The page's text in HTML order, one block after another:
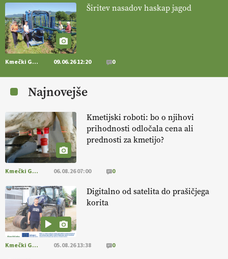
[EKOloško = LOGIČNO ] Mulčer
– naravna pot do zdravih tal
. VEČ
https://t.co/J7RkeaYpYu @EUAgri #IMCAP #CAP
https://t.co/RVG0FzcQN6
varnost,
okolje in kakovost življenja. VEČ
https://t.co/K0USFPJ5fJ @EUAgri #IMCAP #CAP
https://t.co/vcHhoOixHy
14.07.2026
[EKOloško = LOGIČNO ]
Danes ni pomembna le količina hrane,
ampak tudi način njene pridelave
@EUAgri #imcap #cap #blog https://t.co/2sllAmcKwG
[EKOloško = LOGIČNO
prilagojene sorte
so temelj uspešne ekološke pridelave.
https://t.co/OQSsax7l8V @EUAgri #IMCAP #CAP
https://t.co/PAL0zlhVia
Širitev nasadov haskap jagod
Kmečki Glas 09.06.26 12:20 0
Najnovejše
Kmetijski roboti: bo o njihovi
prihodnosti odločala cena ali
prednosti za kmetijo?
Kmečki Glas 06.08.26 07:00 0
Digitalno od satelita do prašičjega
korita
Kmečki Glas 05.08.26 13:38 0